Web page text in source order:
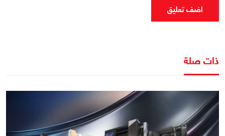
اضف تعليق
ذات صلة